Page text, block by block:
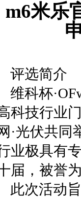
m6米乐
评选简介
维科杯
科技行业
·光伏共
业极具有
届，被誉
此次活动